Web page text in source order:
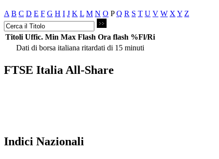
A B C D E F G H I J K L M N O PQ R S T U V W X Y Z
Titoli Uffic. Min Max Flash Ora flash %Fl/Ri
Dati di borsa italiana ritardati di 15 minuti
FTSE Italia All-Share
Indici Nazionali